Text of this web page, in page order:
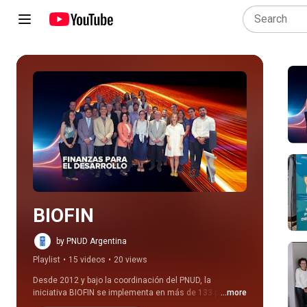
Play all
BIOFIN
by PNUD Argentina
Playlist • 15 videos • 20 views
Desde 2012 y bajo la coordinación del PNUD, la
iniciativa BIOFIN se implementa en más de 133 países,
incluyendo a la Argentina. Su principal objetivo es
...more